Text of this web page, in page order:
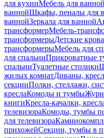
для кухниМебель для ванной
ваннойШкафы, пеналы для
ваннойЗеркала для ванной
трансформерМебель-
трансформерыДетские
трансформерыМебель для
для спальниПрикроватные
спальниТуалетные столики
жилых комнатДиваны,
секцииПолки, стеллажи,
креслаКомоды и тумбы
книгиКресла-качалки,
телевизораКомоды, тумбы
для телевизора
прихожейСекции, тумбы в